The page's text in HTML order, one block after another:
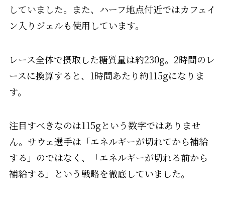
していました。また、ハーフ地点付近ではカフェイ
ン入りジェルも使用しています。
レース全体で摂取した糖質量は約230g。2時間のレ
ースに換算すると、1時間あたり約115gになりま
す。
注目すべきなのは115gという数字ではありませ
ん。サウェ選手は「エネルギーが切れてから補給
する」のではなく、「エネルギーが切れる前から
補給する」という戦略を徹底していました。